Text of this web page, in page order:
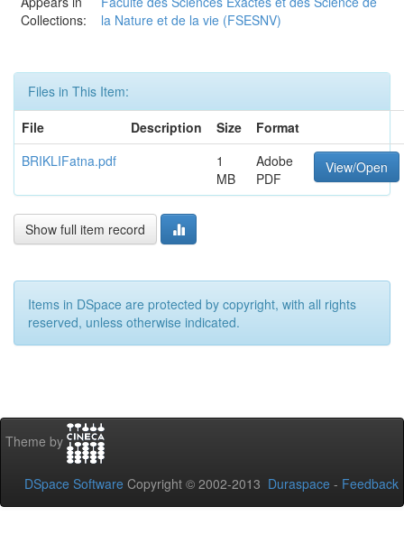
Collections:
la Nature et de la vie (FSESNV)
Files in This Item:
File
Description Size
Format
BRIKLIFatna.pdf
1
MB
Adobe
PDF
View/Open
Show full item record
Items in DSpace are protected by copyright, with all rights
reserved, unless otherwise indicated.
Theme by
DSpace Software Copyright © 2002-2013 Duraspace - Feedback